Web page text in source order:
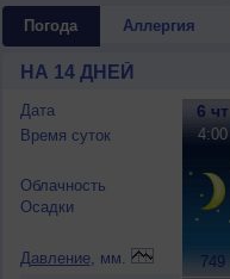
Погода Аллергия
НА 14 ДНЕЙ
Дата
Время суток
Облачность
Осадки
Давление, мм.
6 чт
4:00
749